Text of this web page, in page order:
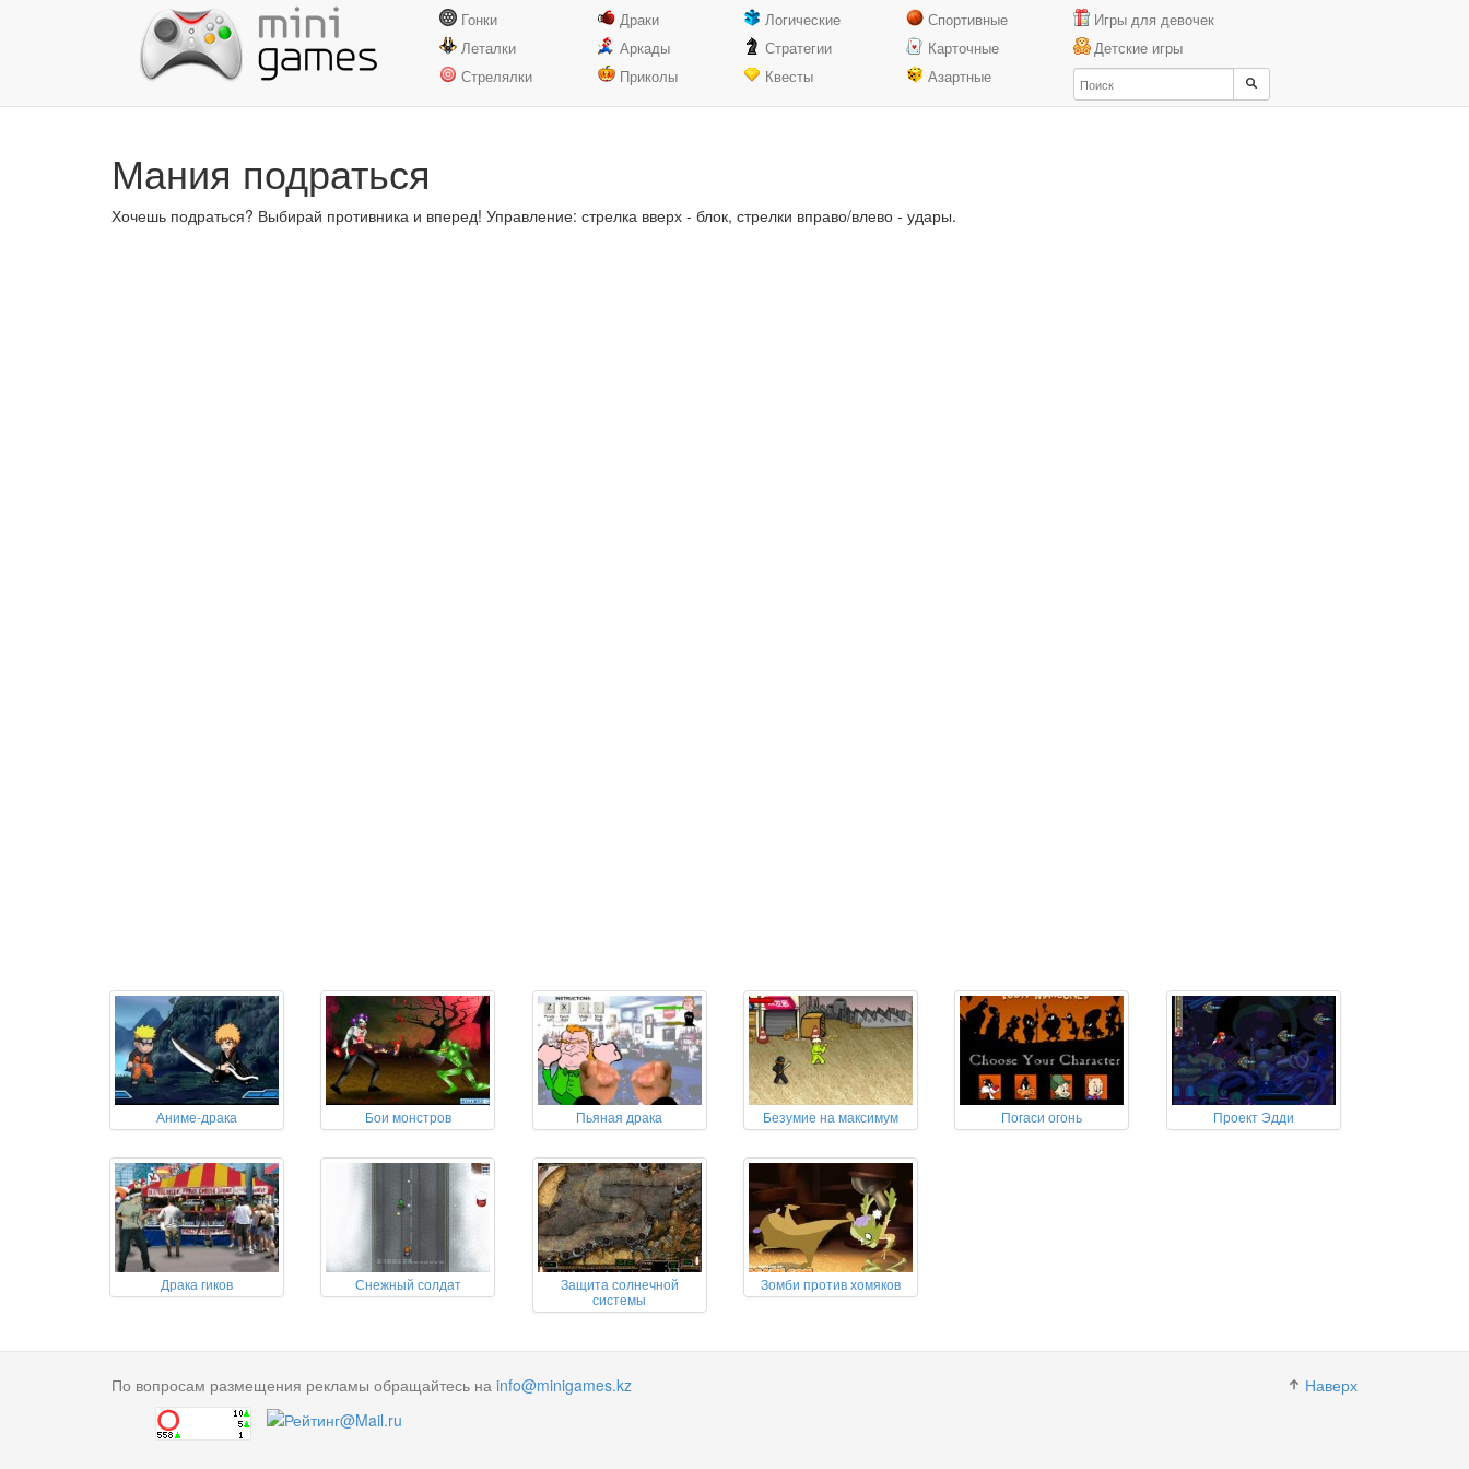
Гонки
Леталки
Стрелялки
Драки
Аркады
Приколы
Логические
Стратегии
Квесты
Спортивные
Карточные
Азартные
Игры для девочек
Детские игры
Мания подраться
Хочешь подраться? Выбирай противника и вперед! Управление: стрелка вверх - блок, стрелки вправо/влево - удары.
Аниме-драка Бои монстров Пьяная драка Безумие на максимум Погаси огонь Проект Эдди
Драка гиков Снежный солдат
Защита солнечной
системы
Зомби против хомяков
Наверх
По вопросам размещения рекламы обращайтесь на info@minigames.kz